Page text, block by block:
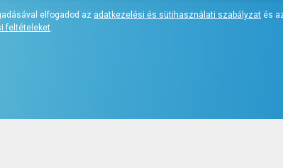
elfogadod az adatkezelési és sütihasználati szabályzat és
feltételeket